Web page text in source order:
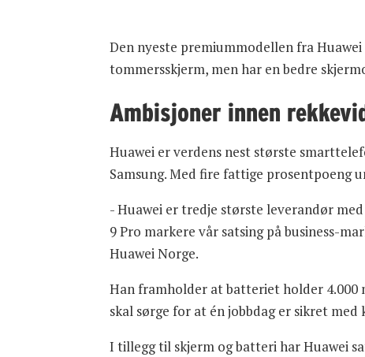
Den nyeste premiummodellen fra
tommersskjerm, men har en bedre
Ambisjoner innen
Huawei er verdens nest største
Samsung. Med fire fattige prosentpoeng
- Huawei er tredje største leverandør
9 Pro markere vår satsing på business-
Huawei Norge.
Han framholder at batteriet holder 4.000
skal sørge for at én jobbdag er sikret
I tillegg til skjerm og batteri har Huawei